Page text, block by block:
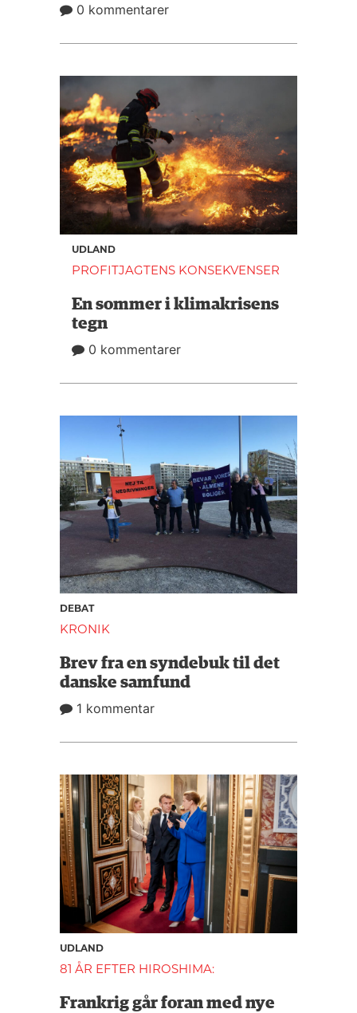
0 kommentarer
UDLAND
PROFITJAGTENS KONSEKVENSER
En sommer i klimakrisens
tegn
0 kommentarer
DEBAT
KRONIK
Brev fra en syndebuk til det
danske samfund
1 kommentar
UDLAND
81 ÅR EFTER HIROSHIMA:
Frankrig går foran med nye